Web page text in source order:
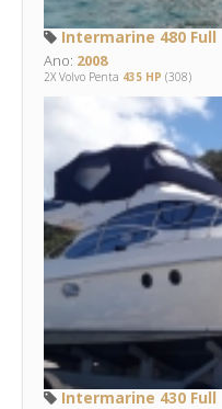
Intermarine 480 Full
Ano: 2008
2X Volvo Penta 435 HP (308)
Intermarine 430 Full